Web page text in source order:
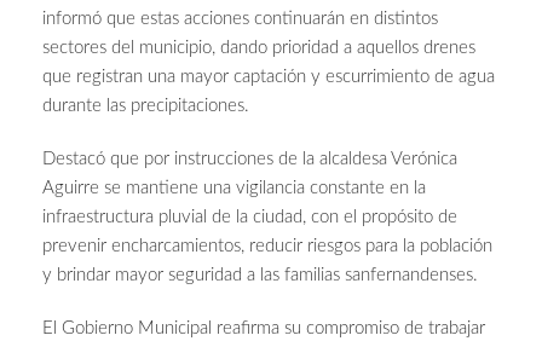
informó que estas acciones continuarán en distintos
sectores del municipio, dando prioridad a aquellos drenes
que registran una mayor captación y escurrimiento de agua
durante las precipitaciones.
Destacó que por instrucciones de la alcaldesa Verónica
Aguirre se mantiene una vigilancia constante en la
infraestructura pluvial de la ciudad, con el propósito de
prevenir encharcamientos, reducir riesgos para la población
y brindar mayor seguridad a las familias sanfernandenses.
El Gobierno Municipal reafirma su compromiso de trabajar